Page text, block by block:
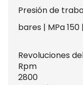
Presión de
bares | MPa 150
Revoluciones
Rpm
2800